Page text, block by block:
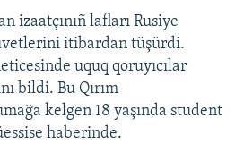
izaatçınıñ lafları Rusiye
itibardan tüşürdi.
uquq qoruyıcılar
bildi. Bu Qırım
kelgen 18 yaşında student
haberinde.